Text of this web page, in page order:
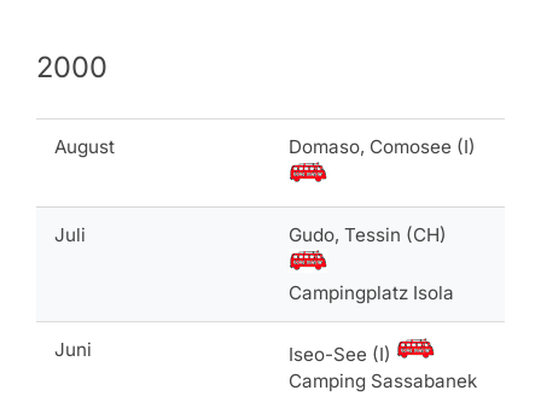
2000
August Domaso, Comosee (I)
Juli Gudo, Tessin (CH)
Campingplatz Isola
Juni
Iseo-See (I)
Camping Sassabanek